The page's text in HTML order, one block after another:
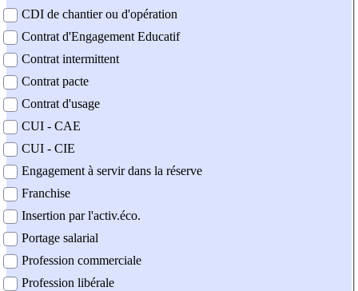
CDI de chantier ou d'opération
Contrat d'Engagement Educatif
Contrat intermittent
Contrat pacte
Contrat d'usage
CUI - CAE
CUI - CIE
Engagement à servir dans la réserve
Franchise
Insertion par l'activ.éco.
Portage salarial
Profession commerciale
Profession libérale